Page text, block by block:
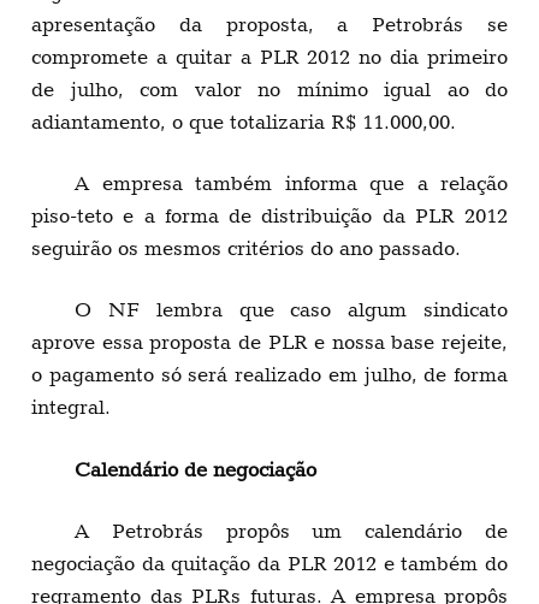
apresentação da proposta, a Petrobrás se
compromete a quitar a PLR 2012 no dia primeiro
de julho, com valor no mínimo igual ao do
adiantamento, o que totalizaria R$ 11.000,00.
A empresa também informa que a relação
piso-teto e a forma de distribuição da PLR 2012
seguirão os mesmos critérios do ano passado.
O NF lembra que caso algum sindicato
aprove essa proposta de PLR e nossa base rejeite,
o pagamento só será realizado em julho, de forma
integral.
Calendário de negociação
A Petrobrás propôs um calendário de
negociação da quitação da PLR 2012 e também do
regramento das PLRs futuras. A empresa propôs